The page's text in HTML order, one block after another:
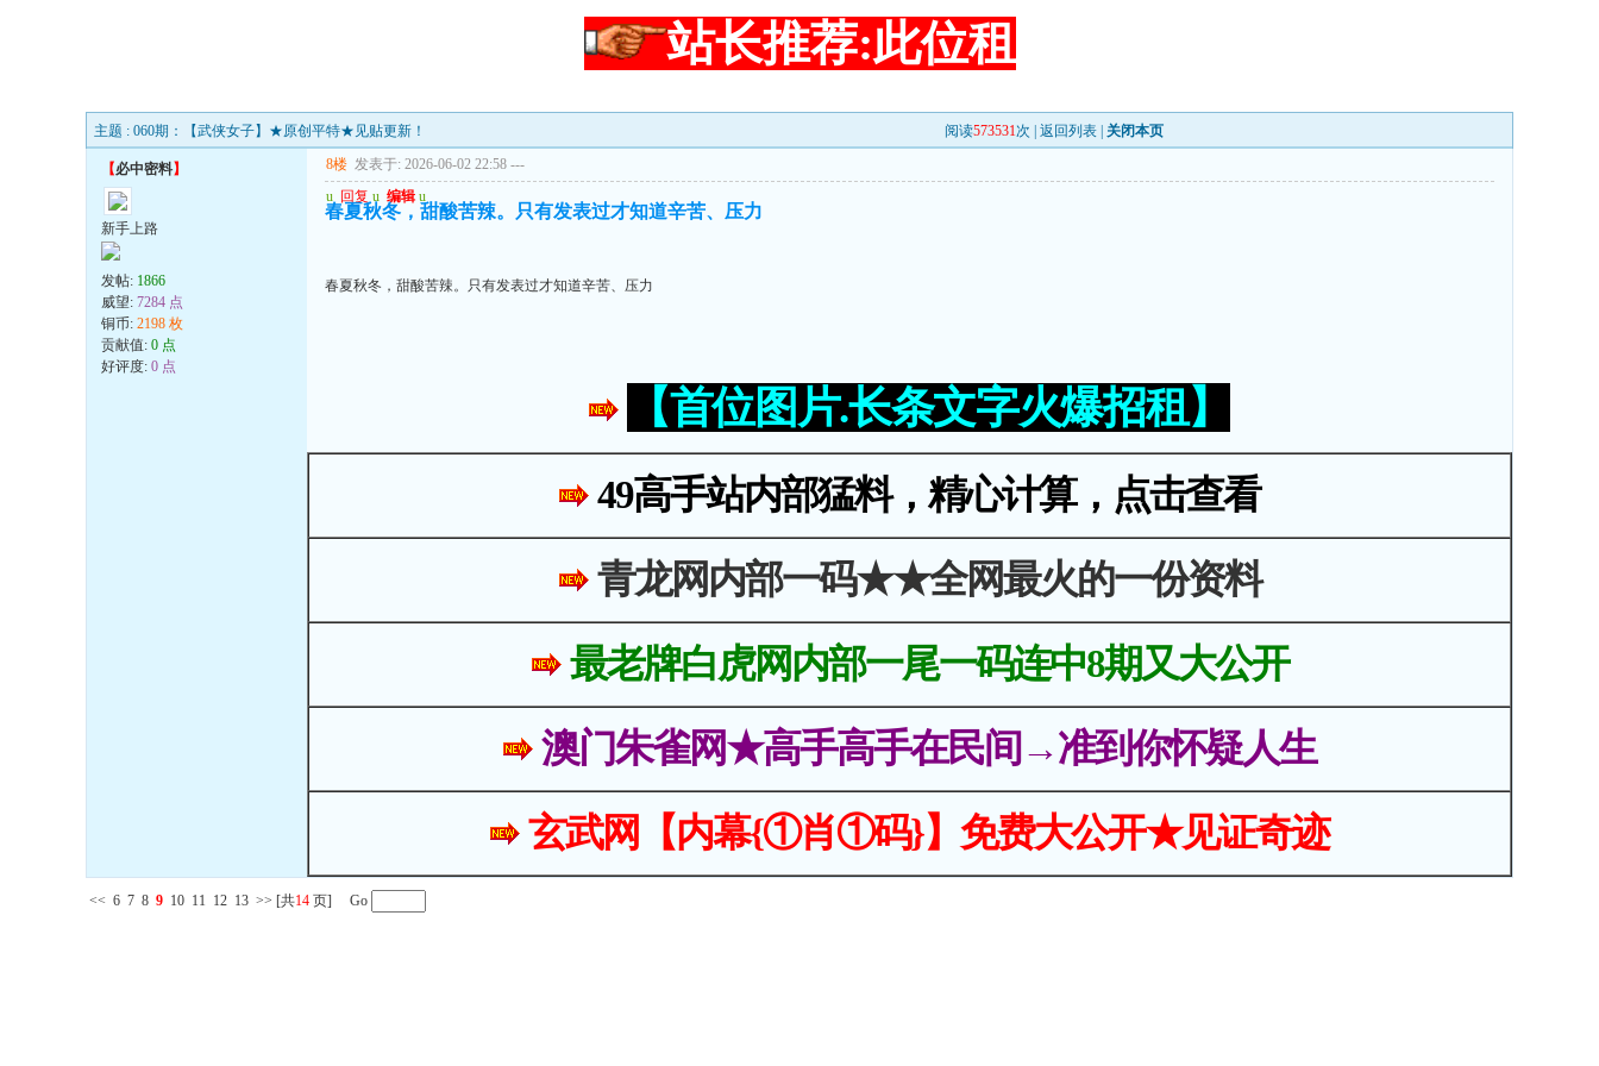
站长推荐:此位租
主题 : 060期：【武侠女子】★原创平特★见贴更新！ 阅读573531次 | 返回列表 关闭本页
【必中密料】
新手上路
发帖: 1866
威望: 7284 点
铜币: 2198 枚
贡献值: 0 点
好评度: 0 点
8楼 发表于: 2026-06-02 22:58 ---
u 回复 u 编辑 u
春夏秋冬，甜酸苦辣。只有发表过才知道辛苦、压力
春夏秋冬，甜酸苦辣。只有发表过才知道辛苦、压力
【首位图片.长条文字火爆招租】
49高手站内部猛料，精心计算，点击查看
青龙网内部一码★★全网最火的一份资料
最老牌白虎网内部一尾一码连中8期又大公开
澳门朱雀网★高手高手在民间→准到你怀疑人生
玄武网【内幕{①肖①码}】免费大公开★见证奇迹
<< 6 7 8 9 10 11 12 13 >> [共14 页] Go